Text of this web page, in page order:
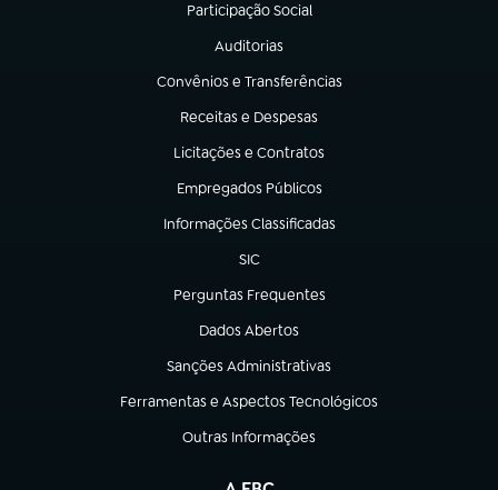
Participação Social
(abre em nova aba)
Auditorias
(abre em nova aba)
Convênios e Transferências
(abre em nova aba)
Receitas e Despesas
(abre em nova aba)
Licitações e Contratos
(abre em nova aba)
Empregados Públicos
(abre em nova aba)
Informações Classificadas
(abre em nova aba)
SIC
(abre em nova aba)
Perguntas Frequentes
(abre em nova aba)
Dados Abertos
(abre em nova aba)
Sanções Administrativas
(abre em nova aba)
Ferramentas e Aspectos Tecnológicos
(abre em nova aba)
Outras Informações
(abre em nova aba)